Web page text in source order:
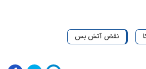
نقض آتش بس